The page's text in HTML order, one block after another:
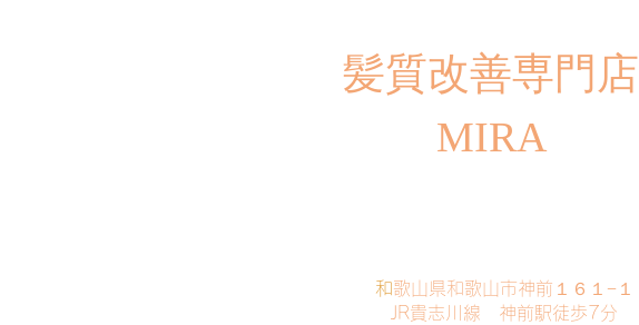
​髪質改善専門店
MIRA
​和歌山県和歌山市神前１６１−１
JR貴志川線 神前駅徒歩7分